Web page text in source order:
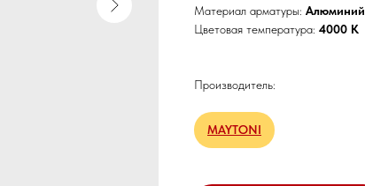
Материал арматуры: Алюминий
Цветовая температура: 4000 К
Производитель:
MAYTONI